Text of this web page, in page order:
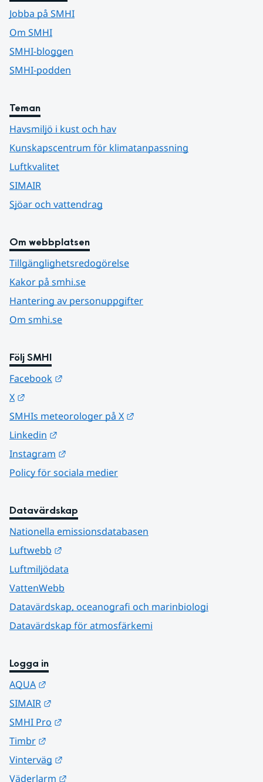
Jobba på SMHI
Om SMHI
SMHI-bloggen
SMHI-podden
Teman
Havsmiljö i kust och hav
Kunskapscentrum för klimatanpassning
Luftkvalitet
SIMAIR
Sjöar och vattendrag
Om webbplatsen
Tillgänglighetsredogörelse
Kakor på smhi.se
Hantering av personuppgifter
Om smhi.se
Följ SMHI
Facebook
X
SMHIs meteorologer på X
Linkedin
Instagram
Policy för sociala medier
Datavärdskap
Nationella emissionsdatabasen
Luftwebb
Luftmiljödata
VattenWebb
Datavärdskap, oceanografi och marinbiologi
Datavärdskap för atmosfärkemi
Logga in
AQUA
SIMAIR
SMHI Pro
Timbr
Vinterväg
Väderlarm